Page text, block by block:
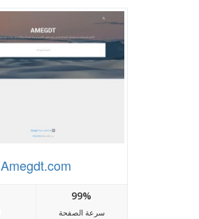
Amegdt.com
99%
سرعة الصفحة